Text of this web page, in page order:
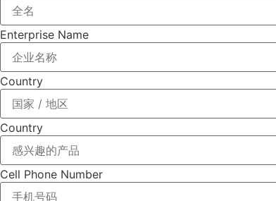
Enterprise Name
Country
Country
Cell Phone Number